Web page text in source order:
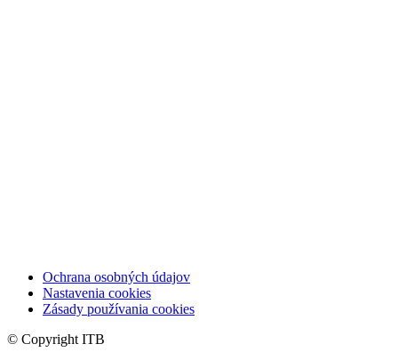
Ochrana osobných údajov
Nastavenia cookies
Zásady používania cookies
© Copyright ITB